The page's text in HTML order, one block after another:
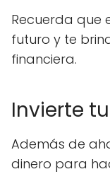
Recuerda que
futuro y te
financiera.
Invierte
Además de
dinero para